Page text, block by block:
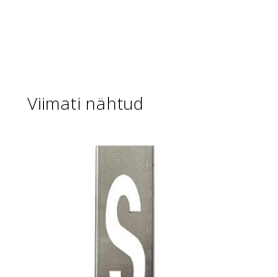
Viimati nähtud